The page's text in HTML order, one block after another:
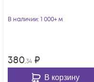
В наличии: 1 000+ м
380,34 ₽
В корзину